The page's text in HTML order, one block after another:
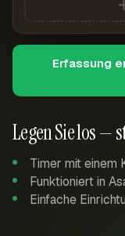
Legen Sie los —
Timer mit
Funktioniert in
Einfache
Erfassung